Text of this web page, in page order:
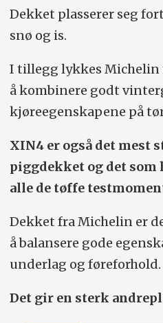
Dekket plasserer seg
snø og is.
I tillegg lykkes
å kombinere godt
kjøreegenskapene på
XIN4 er også det mest
piggdekket og det som
alle de tøffe
Dekket fra Michelin er
å balansere gode
underlag og føreforhold.
Det gir en sterk